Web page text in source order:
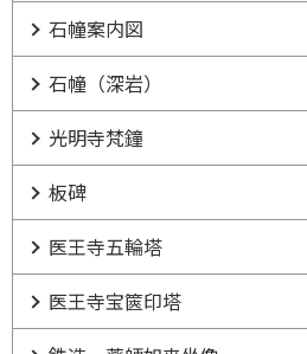
石幢案内図
石幢（深岩）
光明寺梵鐘
板碑
医王寺五輪塔
医王寺宝篋印塔